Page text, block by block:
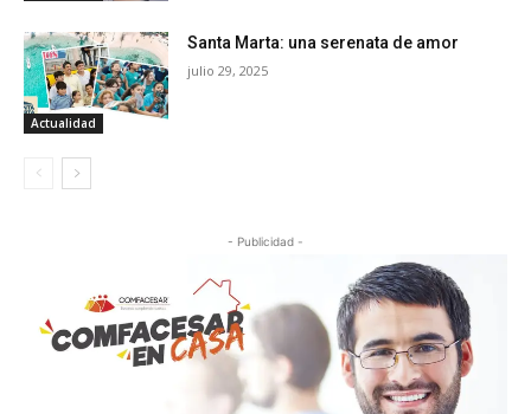
Actualidad
Santa Marta: una serenata de amor
julio 29, 2025
- Publicidad -